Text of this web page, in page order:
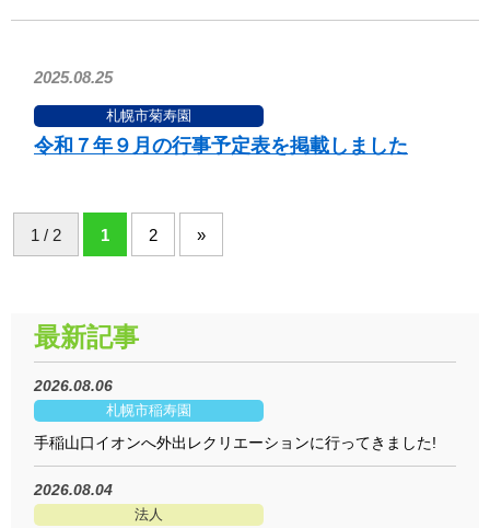
2025.08.25
札幌市菊寿園
令和７年９月の行事予定表を掲載しました
1 / 2 1 2 »
最新記事
2026.08.06
札幌市稲寿園
手稲山口イオンへ外出レクリエーションに行ってきました!
2026.08.04
法人